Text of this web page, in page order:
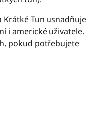
Krátké Tun usnadňuje
i americké uživatele.
pokud potřebujete